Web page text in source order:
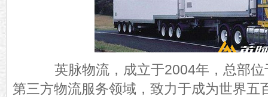
英脉物流，成立于2004年，总部位
第三方物流服务领域，致力于成为世界五